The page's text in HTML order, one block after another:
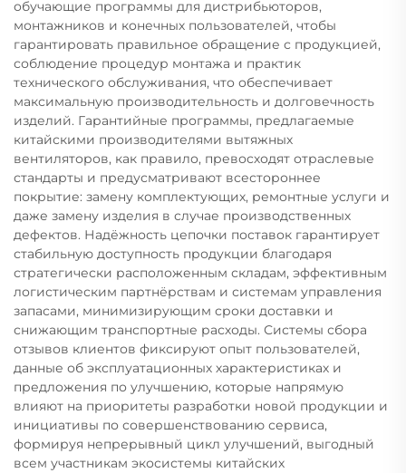
обучающие программы для дистрибьюторов,
монтажников и конечных пользователей, чтобы
гарантировать правильное обращение с продукцией,
соблюдение процедур монтажа и практик
технического обслуживания, что обеспечивает
максимальную производительность и долговечность
изделий. Гарантийные программы, предлагаемые
китайскими производителями вытяжных
вентиляторов, как правило, превосходят отраслевые
стандарты и предусматривают всестороннее
покрытие: замену комплектующих, ремонтные услуги и
даже замену изделия в случае производственных
дефектов. Надёжность цепочки поставок гарантирует
стабильную доступность продукции благодаря
стратегически расположенным складам, эффективным
логистическим партнёрствам и системам управления
запасами, минимизирующим сроки доставки и
снижающим транспортные расходы. Системы сбора
отзывов клиентов фиксируют опыт пользователей,
данные об эксплуатационных характеристиках и
предложения по улучшению, которые напрямую
влияют на приоритеты разработки новой продукции и
инициативы по совершенствованию сервиса,
формируя непрерывный цикл улучшений, выгодный
всем участникам экосистемы китайских